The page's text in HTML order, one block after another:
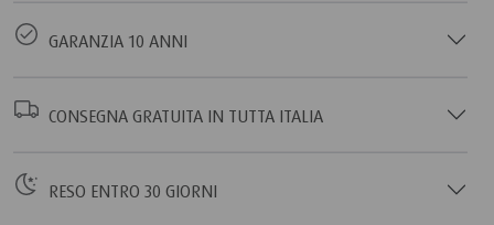
GARANZIA 10 ANNI
CONSEGNA GRATUITA IN TUTTA ITALIA
RESO ENTRO 30 GIORNI